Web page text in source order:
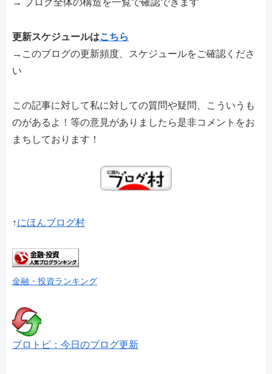
→ ブログ全体の構造を一覧で確認できます
更新スケジュールはこちら
→このブログの更新頻度、スケジュールをご確認くださ
い
この記事に対して私に対しての質問や疑問、こういうも
のがあるよ！等の意見がありましたら是非コメントをお
まちしております！
↑にほんブログ村
金融・投資ランキング
ブロトピ：今日のブログ更新